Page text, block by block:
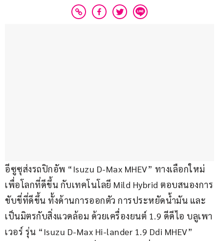
อีซูซุส่งรถปิกอัพ “Isuzu D-Max MHEV” ทางเลือกใหม่
เพื่อโลกที่ดีขึ้น กับเทคโนโลยี Mild Hybrid ตอบสนองการ
ขับขี่ที่ดีขึ้น ทั้งด้านการออกตัว การประหยัดน้ำมัน และ
เป็นมิตรกับสิ่งแวดล้อม ด้วยเครื่องยนต์ 1.9 ดีดีไอ บลูเพา
เวอร์ รุ่น “Isuzu D-Max Hi-lander 1.9 Ddi MHEV”